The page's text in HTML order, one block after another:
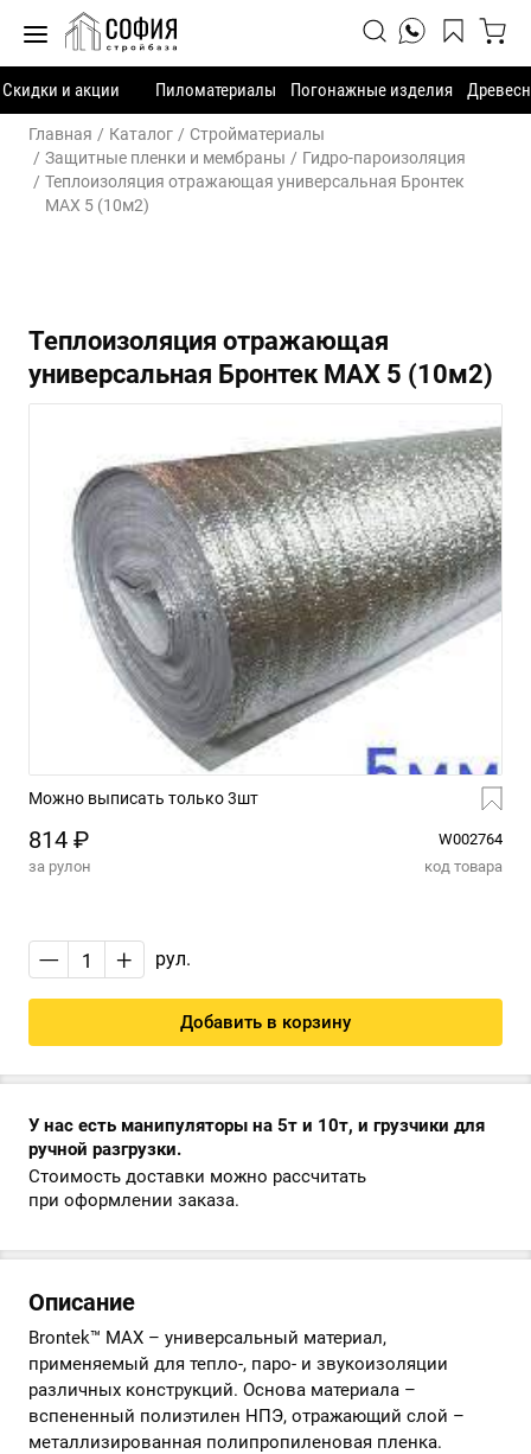
Скидки и акции Пиломатериалы Погонажные изделия
Главная Каталог
Стройматериалы
Защитные пленки и мембраны
Гидро-пароизоляция
Теплоизоляция отражающая универсальная Бронтек
МАХ 5 (10м2)
Теплоизоляция отражающая
универсальная Бронтек МАХ 5 (10м2)
Можно выписать только 3шт
814 ₽
W002764
за рулон
код товара
— + рул.
Добавить в корзину
У нас есть манипуляторы на 5т и 10т, и грузчики для
ручной разгрузки.
Стоимость доставки можно рассчитать
при оформлении заказа.
Описание
Brontek™ MAX – универсальный материал,
применяемый для тепло-, паро- и звукоизоляции
различных конструкций. Основа материала –
вспененный полиэтилен НПЭ, отражающий слой –
металлизированная полипропиленовая пленка.